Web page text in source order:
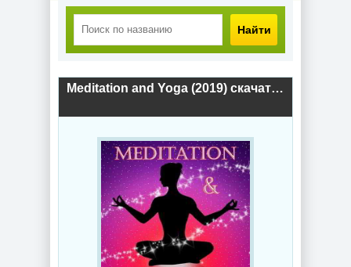
Найти
Meditation and Yoga (2019) скачать торрент